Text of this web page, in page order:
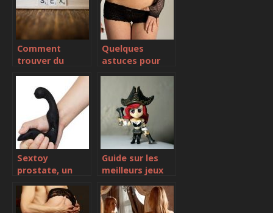
Comment
trouver du
part en
vacances à
Genève ?
Quelques
astuces pour
son partenaire
Sextoy
prostate, un
hors du
commun
Guide sur les
meilleurs jeux
débutant